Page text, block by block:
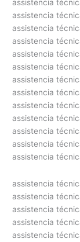
assistencia
assistencia
assistencia
assistencia
assistencia
assistencia
assistencia
assistencia
assistencia
assistencia
assistencia
assistencia
assistencia
assistencia
assistencia
assistencia
assistencia
assistencia